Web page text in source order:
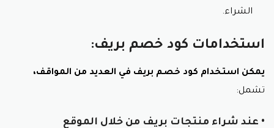
مختلف المنتجات المتاحة في المتجر، مما يُساعدك على
توفير المال.
الحصول على عروض حصرية مثل كود خصم Brave :
الحصول على منتجات مجانية أو خصومات إضافية.
الشراء.
استخدامات كود خصم بريف:
يمكن استخدام كود خصم بريف في العديد من المواقف،
تشمل:
• عند شراء منتجات بريف من خلال الموقع